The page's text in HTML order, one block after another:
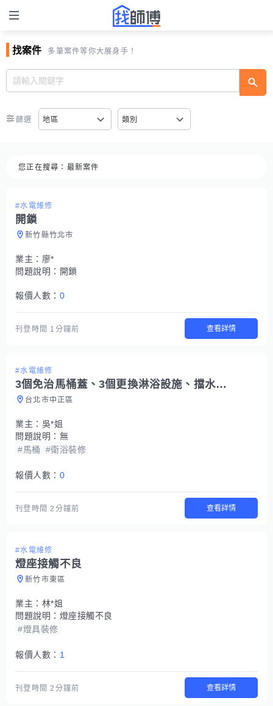
找案件 多筆案件等你大展身手！
篩選 地區 類別
您正在搜尋： 最新案件
#水電維修
開鎖
新竹縣竹北市
業主： 廖*
問題說明： 開鎖
報價人數： 0
刊登時間 1分鐘前 查看詳情
#水電維修
3個免治馬桶蓋、3個更換淋浴設施、擋水條、自動給水洗地機
台北市中正區
業主： 吳*姐
問題說明： 無
#馬桶
#衛浴裝修
報價人數： 0
刊登時間2分鐘前 查看詳情
#水電維修
燈座接觸不良
新竹市東區
業主： 林*姐
問題說明： 燈座接觸不良
#燈具裝修
報價人數： 1
刊登時間2分鐘前 查看詳情